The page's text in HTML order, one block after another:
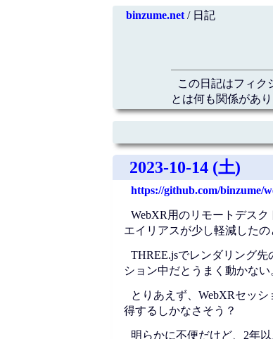
binzume.net/ 日記
この日記はフィク
とは何も関係があ
2023-10-14 (土)
https://github.com/binzume/
WebXR用のリモートデス
エイリアスが少し軽減した
THREE.jsでレンダリング先
ション中だとうまく動かな
とりあえず、WebXRセッシ
得するしかなさそう？
明らかに不便だけど、2年